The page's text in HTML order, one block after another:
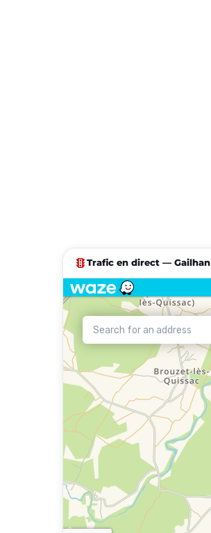
traffic Trafic en direct — Gailhan